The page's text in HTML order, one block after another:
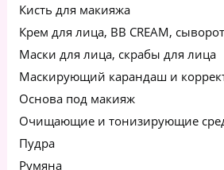
Кисть для макияжа
Крем для лица, BB CREAM,
Маски для лица, скрабы для лица
Маскирующий карандаш и
Основа под макияж
Очищающие и тонизирующие
Пудра
Румяна